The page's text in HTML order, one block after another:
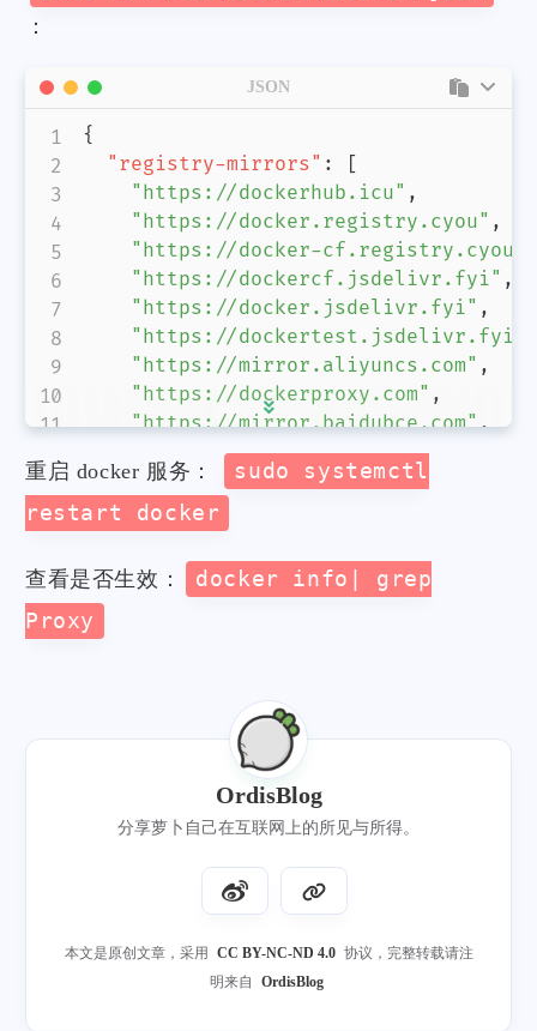
：
{
"registry-mirrors" :
[
"https://dockerhub.icu" ,
"https://docker.registry.cyou" ,
"https://docker-cf.registry.cyou"
"https://dockercf.jsdelivr.fyi" ,
"https://docker.jsdelivr.fyi" ,
"https://dockertest.jsdelivr.fyi"
"https://mirror.aliyuncs.com" ,
"https://dockerproxy.com" ,
"https://mirror.baidubce.com",
"https://docker.m.daocloud.io"
"https://docker.nju.edu.cn"
"https://
"https://
"https://mirror.iscas.ac.cn"
"https://docker.rainbond.cc"
"https-proxy"
"no-proxy":
JSON
重启 docker 服务：
sudo systemctl
restart docker
查看是否生效：
docker info| grep
Proxy
OrdisBlog
分享萝卜自己在互联网上的所见与所得。
本文是原创文章，采用 CC BY-NC-ND 4.0 协议，完整转载请注
明来自
OrdisBlog